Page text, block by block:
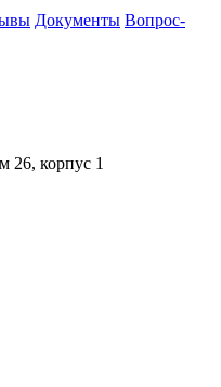
Документы Вопрос-
26, корпус 1